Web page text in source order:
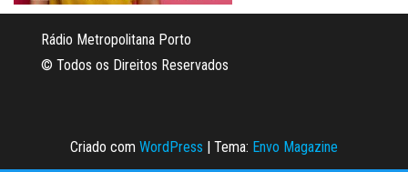
Rádio Metropolitana Porto
© Todos os Direitos Reservados
Criado com WordPress | Tema: Envo Magazine